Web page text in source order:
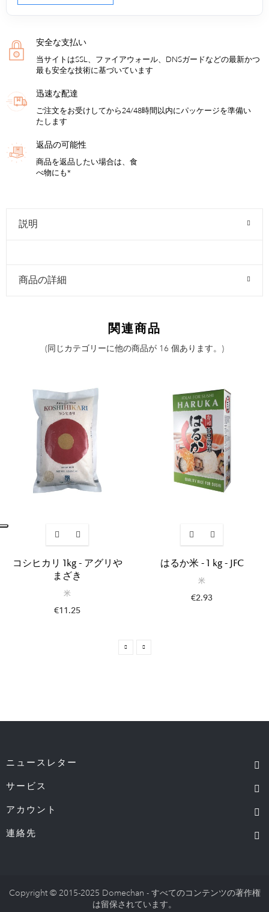
安全な支払い
当サイトはSSL、ファイアウォール、DNSガードなどの最新かつ
最も安全な技術に基づいています
迅速な配達
ご注文をお受けしてから24/48時間以内にパッケージを準備い
たします
返品の可能性
商品を返品したい場合は、食
べ物にも*
説明
商品の詳細
関連商品
(同じカテゴリーに他の商品が 16 個あります。)
コシヒカリ 1kg - アグリや
まざき
米
€11.25
はるか米 - 1 kg - JFC
米
€2.93
ニュースレター
サービス
アカウント
連絡先
Copyright © 2015-2025 Domechan - すべてのコンテンツの著作権
は留保されています。